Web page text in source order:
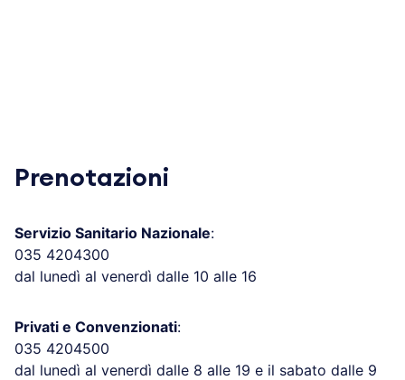
Prenotazioni
Servizio Sanitario Nazionale:
035 4204300
dal lunedì al venerdì dalle 10 alle 16
Privati e Convenzionati:
035 4204500
dal lunedì al venerdì dalle 8 alle 19 e il sabato dalle 9